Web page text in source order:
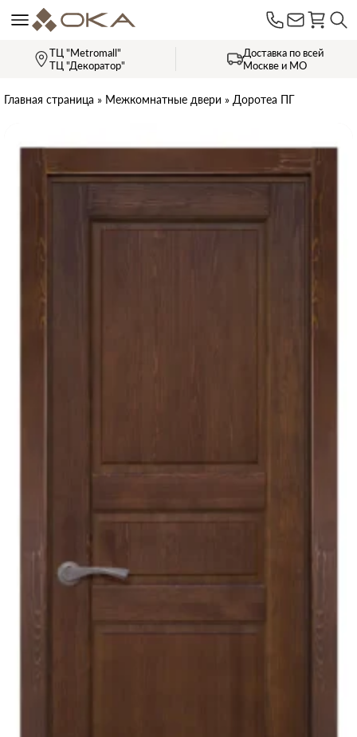
ТЦ "Metromall"
ТЦ "Декоратор"
Доставка по всей
Москве и МО
Главная страница » Межкомнатные двери » Доротеа ПГ